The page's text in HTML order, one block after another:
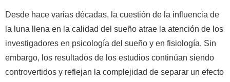
Desde hace varias décadas, la cuestión de la influencia de
la luna llena en la calidad del sueño atrae la atención de los
investigadores en psicología del sueño y en fisiología. Sin
embargo, los resultados de los estudios continúan siendo
controvertidos y reflejan la complejidad de separar un efecto